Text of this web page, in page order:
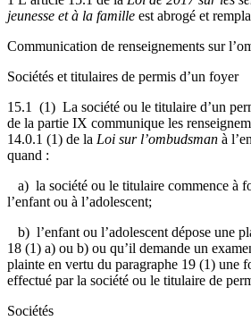
jeunesse et à la famille est abrogé et
Communication de renseignements sur
Sociétés et titulaires de permis d’un foyer
15.1 (1) La société ou le titulaire d’un
de la partie IX communique les
14.0.1 (1) de la Loi sur l’ombudsman à
quand :
a) la société ou le titulaire commence à
l’enfant ou à l’adolescent;
b) l’enfant ou l’adolescent dépose une
18 (1) a) ou b) ou qu’il demande un
plainte en vertu du paragraphe 19 (1) une
effectué par la société ou le titulaire de
Sociétés